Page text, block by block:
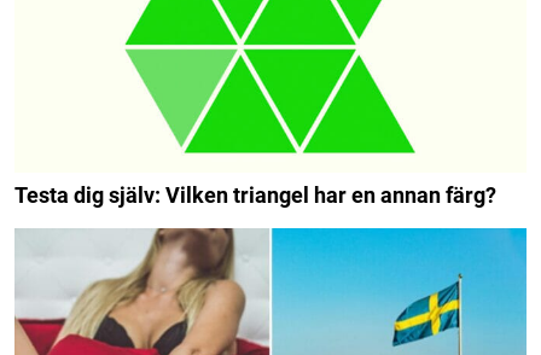
Testa dig själv: Vilken triangel har en annan färg?